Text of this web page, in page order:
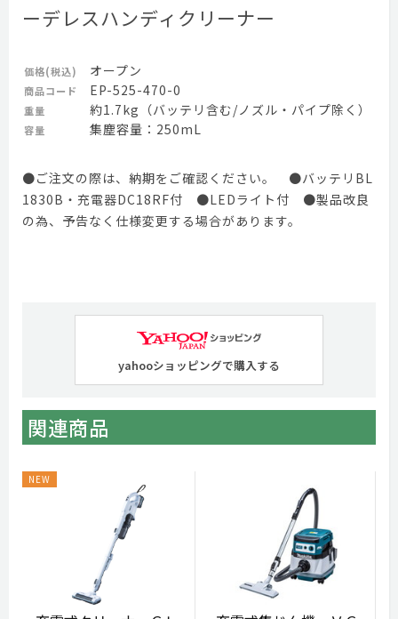
ーデレスハンディクリーナー
価格(税込) オープン
商品コード EP-525-470-0
重量 約1.7kg（バッテリ含む/ノズル・パイプ除く）
容量 集塵容量：250mL
●ご注文の際は、納期をご確認ください。 ●バッテリBL
1830B・充電器DC18RF付 ●LEDライト付 ●製品改良
の為、予告なく仕様変更する場合があります。
yahooショッピングで購入する
関連商品